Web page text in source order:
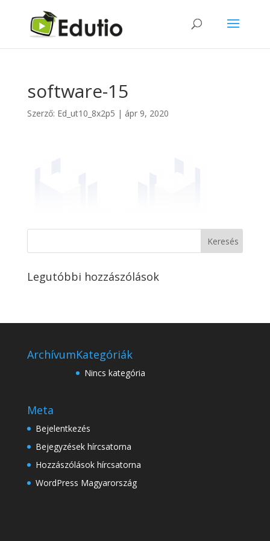
software-15
Szerző: Ed_ut10_8x2p5 | ápr 9, 2020
Legutóbbi hozzászólások
ArchívumKategóriák
Nincs kategória
Meta
Bejelentkezés
Bejegyzések hírcsatorna
Hozzászólások hírcsatorna
WordPress Magyarország